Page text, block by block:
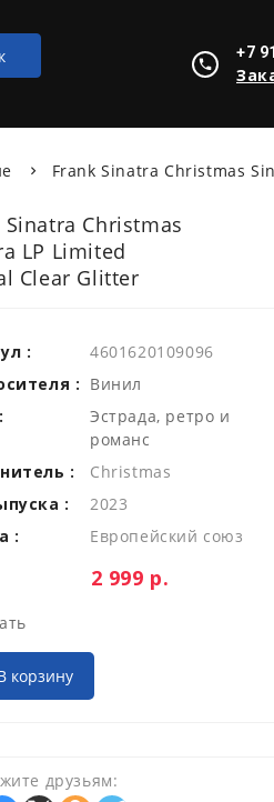
+7
Frank Sinatra Christmas
Sinatra Christmas
LP Limited
Clear Glitter
:
4601620109096
: Винил
Эстрада, ретро и
романс
:
Christmas
:
2023
:
Европейский союз
Цена:
2 999 р.
корзину
друзьям: